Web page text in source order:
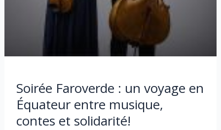
Soirée Faroverde : un voyage en
Équateur entre musique,
contes et solidarité!